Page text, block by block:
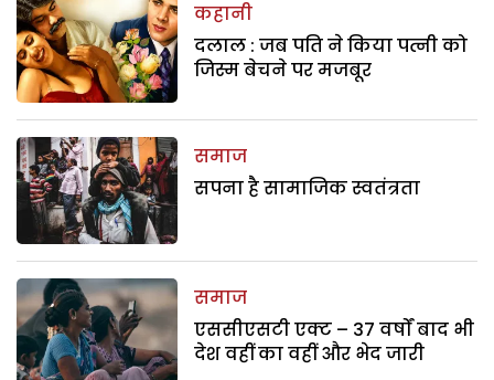
कहानी
दलाल : जब पति ने किया पत्नी को
जिस्म बेचने पर मजबूर
समाज
सपना है सामाजिक स्वतंत्रता
समाज
एससीएसटी एक्ट – 37 वर्षों बाद भी
देश वहीं का वहीं और भेद जारी